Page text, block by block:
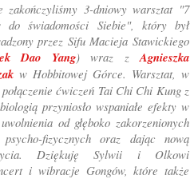
zakończyliśmy 3-dniowy warsztat "7
do świadomości Siebie", który był
przez Sifu Macieja Stawickiego
Dao Yang) wraz zAgnieszka
w Hobbitowej Górce. Warsztat, w
ćwiczeń Tai Chi Chi Kung z
przyniosło wspaniałe efekty w
od głęboko zakorzenionych
psycho-fizycznych oraz dając nową
Dziękuję Sylwii i Olkowi
i wibracje Gongów, które także